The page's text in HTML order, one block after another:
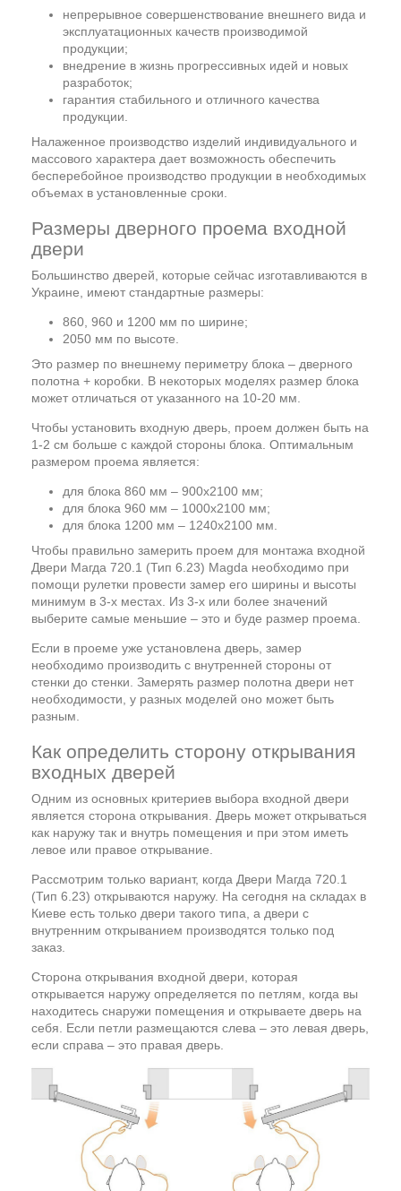
непрерывное совершенствование внешнего вида и
эксплуатационных качеств производимой
продукции;
внедрение в жизнь прогрессивных идей и новых
разработок;
гарантия стабильного и отличного качества
продукции.
Налаженное производство изделий индивидуального и
массового характера дает возможность обеспечить
бесперебойное производство продукции в необходимых
объемах в установленные сроки.
Размеры дверного проема входной
двери
Большинство дверей, которые сейчас изготавливаются в
Украине, имеют стандартные размеры:
860, 960 и 1200 мм по ширине;
2050 мм по высоте.
Это размер по внешнему периметру блока – дверного
полотна + коробки. В некоторых моделях размер блока
может отличаться от указанного на 10-20 мм.
Чтобы установить входную дверь, проем должен быть на
1-2 см больше с каждой стороны блока. Оптимальным
размером проема является:
для блока 860 мм – 900х2100 мм;
для блока 960 мм – 1000х2100 мм;
для блока 1200 мм – 1240х2100 мм.
Чтобы правильно замерить проем для монтажа входной
Двери Магда 720.1 (Тип 6.23) Magda необходимо при
помощи рулетки провести замер его ширины и высоты
минимум в 3-х местах. Из 3-х или более значений
выберите самые меньшие – это и буде размер проема.
Если в проеме уже установлена дверь, замер
необходимо производить с внутренней стороны от
стенки до стенки. Замерять размер полотна двери нет
необходимости, у разных моделей оно может быть
разным.
Как определить сторону открывания
входных дверей
Одним из основных критериев выбора входной двери
является сторона открывания. Дверь может открываться
как наружу так и внутрь помещения и при этом иметь
левое или правое открывание.
Рассмотрим только вариант, когда Двери Магда 720.1
(Тип 6.23) открываются наружу. На сегодня на складах в
Киеве есть только двери такого типа, а двери с
внутренним открыванием производятся только под
заказ.
Сторона открывания входной двери, которая
открывается наружу определяется по петлям, когда вы
находитесь снаружи помещения и открываете дверь на
себя. Если петли размещаются слева – это левая дверь,
если справа – это правая дверь.